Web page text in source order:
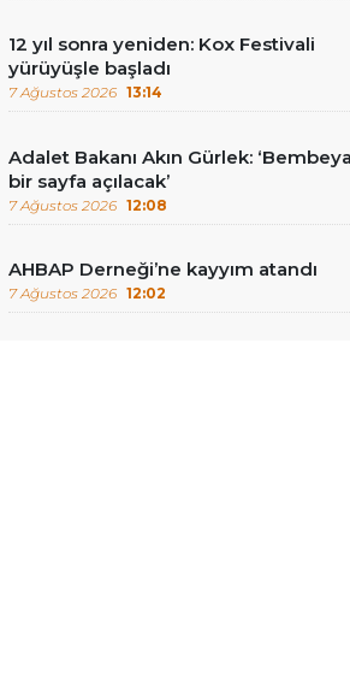
12 yıl sonra yeniden: Kox Festivali
yürüyüşle başladı
7 Ağustos 2026 13:14
Adalet Bakanı Akın Gürlek:
bir sayfa açılacak’
7 Ağustos 2026 12:08
AHBAP Derneği’ne kayyım atandı
7 Ağustos 2026 12:02